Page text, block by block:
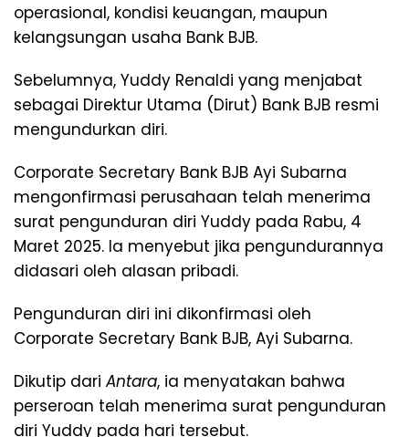
operasional, kondisi keuangan, maupun
kelangsungan usaha Bank BJB.
Sebelumnya, Yuddy Renaldi yang menjabat
sebagai Direktur Utama (Dirut) Bank BJB resmi
mengundurkan diri.
Corporate Secretary Bank BJB Ayi Subarna
mengonfirmasi perusahaan telah menerima
surat pengunduran diri Yuddy pada Rabu, 4
Maret 2025. Ia menyebut jika pengundurannya
didasari oleh alasan pribadi.
Pengunduran diri ini dikonfirmasi oleh
Corporate Secretary Bank BJB, Ayi Subarna.
Dikutip dariAntara, ia menyatakan bahwa
perseroan telah menerima surat pengunduran
diri Yuddy pada hari tersebut.